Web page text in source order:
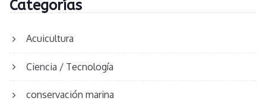
Categorías
Acuicultura
Ciencia / Tecnología
conservación marina